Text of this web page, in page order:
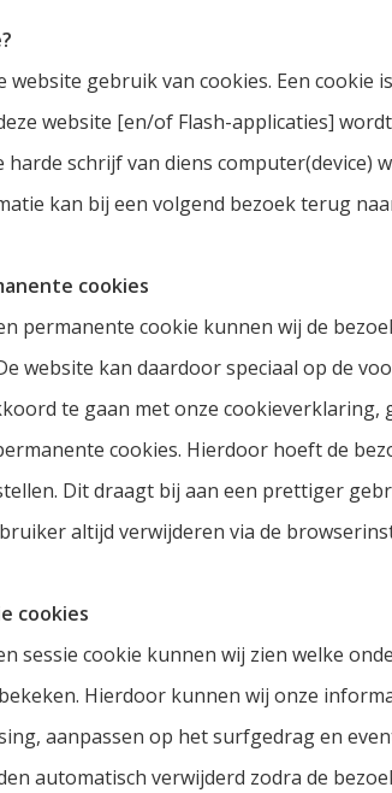
website gebruik van cookies. Een cookie
website [en/of Flash-applicaties]
harde schrijf van diens computer(device)
kan bij een volgend bezoek terug
cookies
permanente cookie kunnen wij de
website kan daardoor speciaal op de
te gaan met onze
cookies. Hierdoor hoeft de
Dit draagt bij aan een prettiger
altijd verwijderen via de
cookies
sessie cookie kunnen wij zien welke
Hierdoor kunnen wij onze
aanpassen op het surfgedrag en
automatisch verwijderd zodra de